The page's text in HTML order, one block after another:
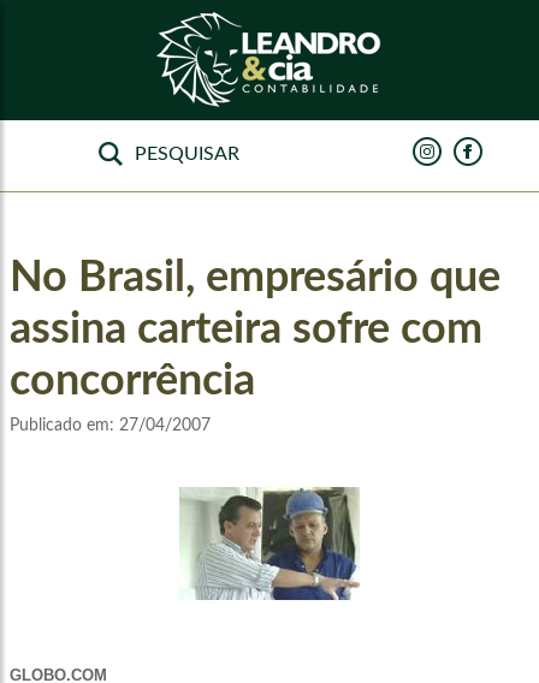
No Brasil, empresário que
assina carteira sofre com
concorrência
Publicado em: 27/04/2007
GLOBO.COM